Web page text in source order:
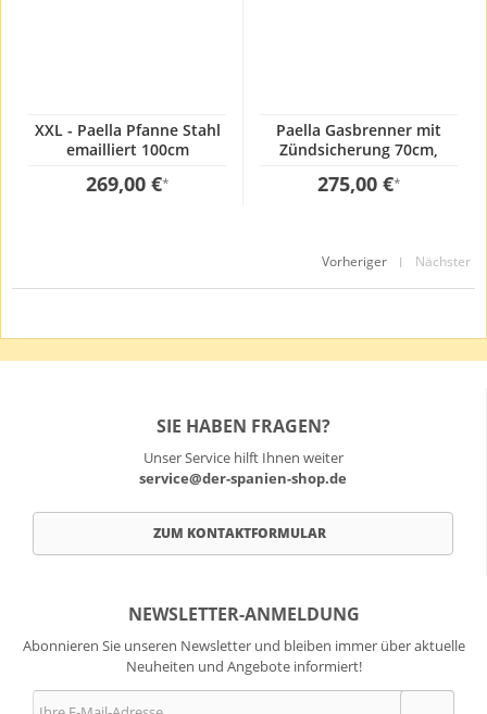
XXL - Paella Pfanne Stahl
emailliert 100cm
269,00 €*
Paella Gasbrenner mit
Zündsicherung 70cm,
275,00 €*
Vorheriger | Nächster
SIE HABEN FRAGEN?
Unser Service hilft Ihnen weiter
service@der-spanien-shop.de
ZUM KONTAKTFORMULAR
NEWSLETTER-ANMELDUNG
Abonnieren Sie unseren Newsletter und bleiben immer über aktuelle
Neuheiten und Angebote informiert!